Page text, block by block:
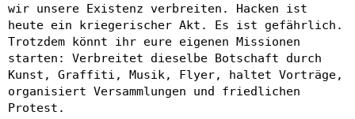
wir unsere Existenz verbreiten. Hacken ist
heute ein kriegerischer Akt. Es ist gefährlich.
Trotzdem könnt ihr eure eigenen Missionen
starten: Verbreitet dieselbe Botschaft durch
Kunst, Graffiti, Musik, Flyer, haltet Vorträge,
organisiert Versammlungen und friedlichen
Protest.